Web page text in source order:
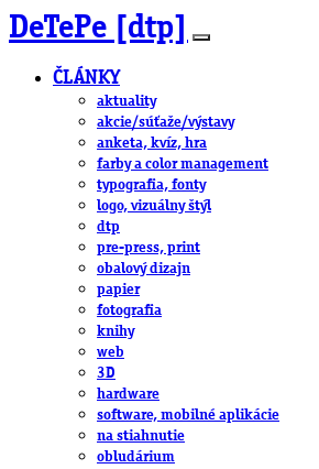
DeTePe [dtp]
ČLÁNKY
aktuality
akcie/súťaže/výstavy
anketa, kvíz, hra
farby a color management
typografia, fonty
logo, vizuálny štýl
dtp
pre-press, print
obalový dizajn
papier
fotografia
knihy
web
3D
hardware
software, mobilné aplikácie
na stiahnutie
obludárium